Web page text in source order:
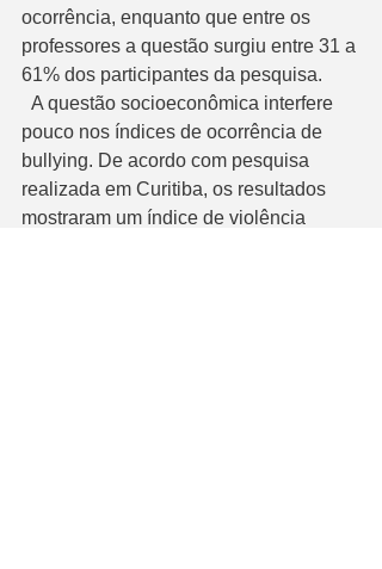
ocorrência, enquanto que entre os
professores a questão surgiu entre 31 a
61% dos participantes da pesquisa.
pouco nos índices de ocorrência de
bullying. De acordo com pesquisa
realizada em Curitiba, os resultados
mostraram um índice de violência